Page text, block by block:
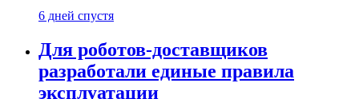
6 дней спустя
Для роботов-доставщиков
разработали единые правила
эксплуатации